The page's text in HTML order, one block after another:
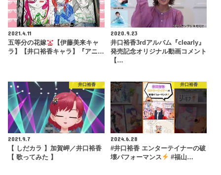
2021.4.11
五等分の花嫁
【伊藤美来キャ
ラ】【井口裕香キャラ】『アニ…
2020.9.23
井口裕香3rdアルバム『clearly』
発売記念オリジナル動画コメント
【…
井口裕香
2021.9.7
【 しだカラ 】加賀岬／井口裕香
【 歌ってみた 】
井口裕香
2024.6.28
#井口裕香 エンターテイナーの破
壊パフォーマンス
#福山…